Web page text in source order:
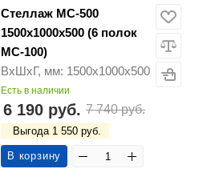
Стеллаж МС-500
1500х1000х500 (6 полок
МС-100)
ВхШхГ, мм: 1500х1000х500
Есть в наличии
6 190 руб. 7 740 руб.
Выгода 1 550 руб.
В корзину